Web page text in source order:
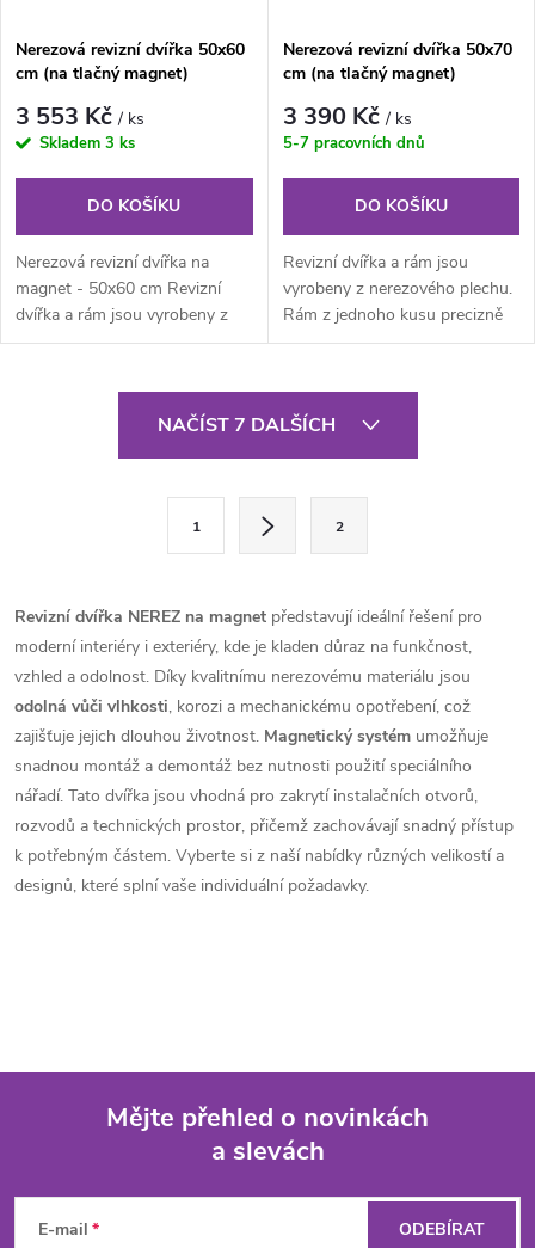
Nerezová revizní dvířka 50x60
cm (na tlačný magnet)
3 553 Kč/ ks
Skladem 3 ks
DO KOŠÍKU
Nerezová revizní dvířka na
magnet - 50x60 cm Revizní
dvířka a rám jsou vyrobeny z
nerezového plechu. Rám z
Nerezová revizní dvířka 50x70
cm (na tlačný magnet)
3 390 Kč/ ks
5-7 pracovních dnů
DO KOŠÍKU
Revizní dvířka a rám jsou
vyrobeny z nerezového plechu.
Rám z jednoho kusu precizně
zpracován – ohyb i na vnější...
d
a
c
í
p
r
v
ý
NAČÍST 7 DALŠÍCH
á
n
k
o
v
á
n
í
1 2
Revizní dvířka NEREZ na magnet představují ideální řešení pro
moderní interiéry i exteriéry, kde je kladen důraz na funkčnost,
vzhled a odolnost. Díky kvalitnímu nerezovému materiálu jsou
odolná vůči vlhkosti, korozi a mechanickému opotřebení, což
zajišťuje jejich dlouhou životnost. Magnetický systém umožňuje
snadnou montáž a demontáž bez nutnosti použití speciálního
nářadí. Tato dvířka jsou vhodná pro zakrytí instalačních otvorů,
rozvodů a technických prostor, přičemž zachovávají snadný přístup
k potřebným částem. Vyberte si z naší nabídky různých velikostí a
designů, které splní vaše individuální požadavky.
Mějte přehled o novinkách
a slevách
E-mail ODEBÍRAT